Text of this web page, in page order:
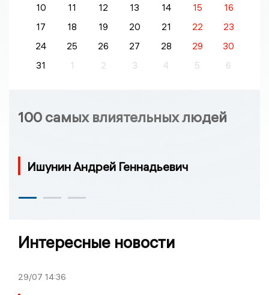
10
11 12 13 14 15
16
17
18 19 20 21 22
23
24
25 26 27 28 29
30
31
1 2 3 4 5 6
100 самых влиятельных людей
Ишунин Андрей Геннадьевич
Интересные новости
29/07 14:36